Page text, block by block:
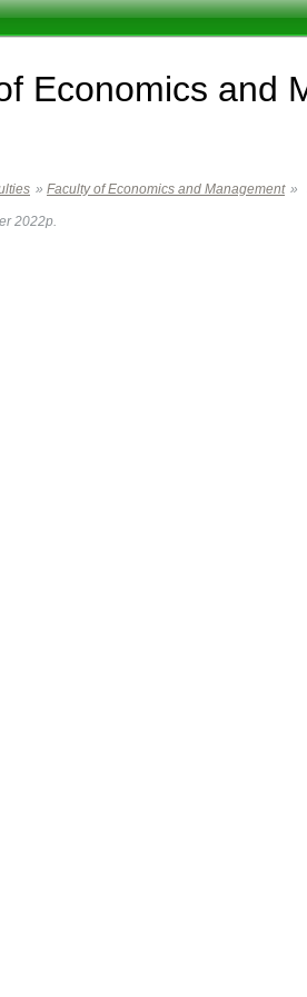
Economics and
» Faculty of Economics and Management »
2022р.